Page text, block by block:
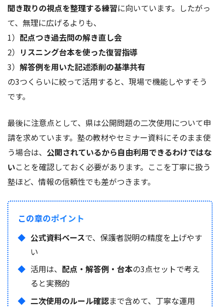
聞き取りの視点を整理する練習に向いています。したがっ
て、無理に広げるよりも、
1） 配点つき過去問の解き直し会
2） リスニング台本を使った復習指導
3） 解答例を用いた記述添削の基準共有
の3つくらいに絞って活用すると、現場で機能しやすそう
です。
最後に注意点として、県は公開問題の二次使用について申
請を求めています。塾の教材やセミナー資料にそのまま使
う場合は、 公開されているから自由利用できるわけではな
いことを確認しておく必要があります。ここを丁寧に扱う
塾ほど、情報の信頼性でも差がつきます。
この章のポイント
公式資料ベースで、保護者説明の精度を上げやす
い
活用は、 配点・解答例・台本の3点セットで考え
ると実務的
二次使用のルール確認まで含めて、丁寧な運用